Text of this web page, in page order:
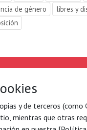
de género
libres y
somos
y de terceros (como
mientras que otras